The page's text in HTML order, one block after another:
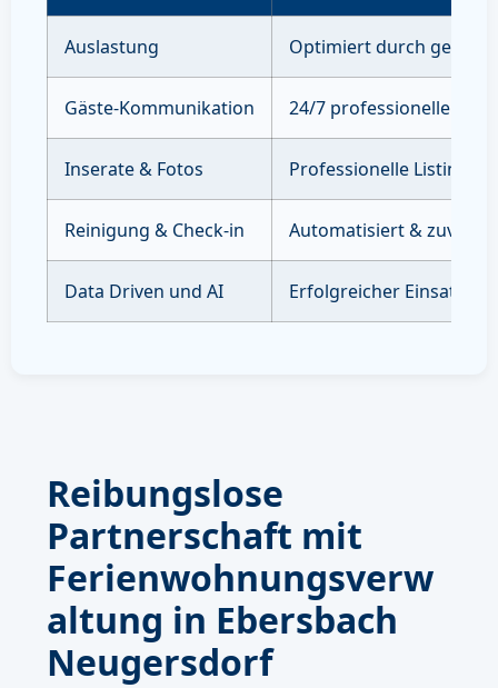
Auslastung Optimiert durch
Gäste-Kommunikation 24/7 professioneller
Inserate & Fotos Professionelle Listings
Reinigung & Check-in Automatisiert &
Data Driven und AI Erfolgreicher Einsatz
Reibungslose
Partnerschaft mit
Ferienwohnungsverw
altung in Ebersbach
Neugersdorf